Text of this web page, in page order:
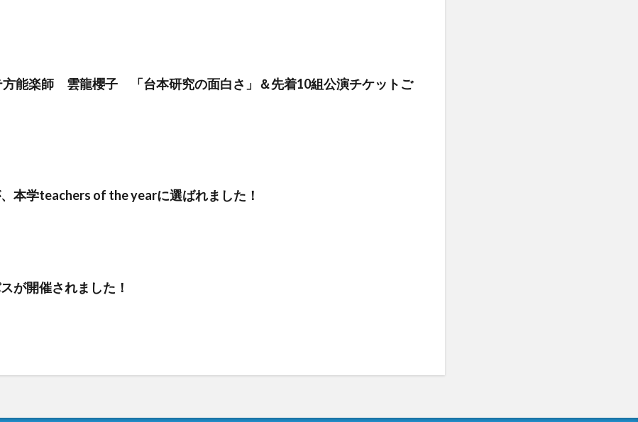
方能楽師 雲龍櫻子 「台本研究の面白さ」＆先着10組公演チケットご
本学teachers of the yearに選ばれました！
が開催されました！